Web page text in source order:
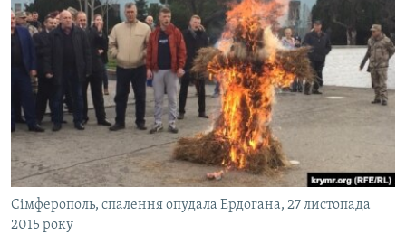
ВСЕ ЗА ДЕНЬ
СПЕЦПРОЕКТИ
ДЕПОРТАЦІЯ
ВІДЕОУРОКИ «ELIFBE»
СВІДЧЕННЯ ОКУПАЦІЇ
УКРАЇНСЬКА ПРОБЛЕМА КРИМУ
ІНФОГРАФІКА
ЯК ОБІЙТИ БЛОКУВАННЯ
Русский
Qırımtatar
ДОЛУЧАЙСЯ!
Сімферополь, спалення опудала Ердогана, 27 листопада
2015 року